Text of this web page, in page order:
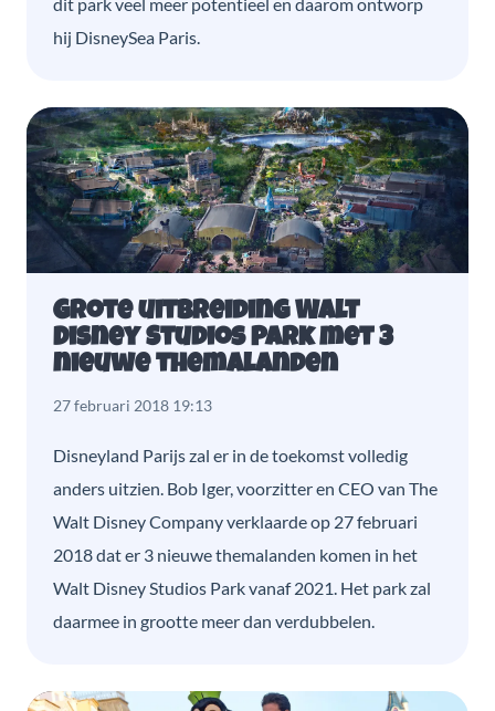
hij DisneySea Paris.
Grote uitbreiding Walt
Disney Studios Park met 3
nieuwe themalanden
27 februari 2018 19:13
Disneyland Parijs zal er in de toekomst volledig
anders uitzien. Bob Iger, voorzitter en CEO van The
Walt Disney Company verklaarde op 27 februari
2018 dat er 3 nieuwe themalanden komen in het
Walt Disney Studios Park vanaf 2021. Het park zal
daarmee in grootte meer dan verdubbelen.